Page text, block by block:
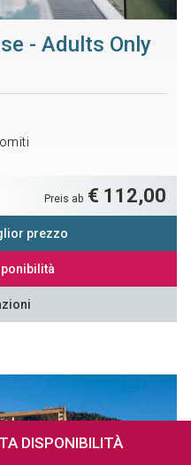
DISPONIBILITÀ
- Adults Only
Preis ab € 112,00
prezzo